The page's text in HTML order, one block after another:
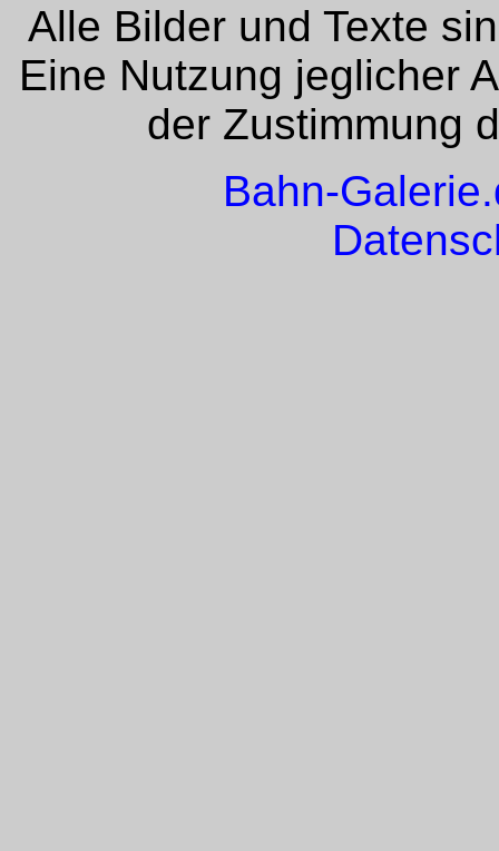
Alle Bilder und Texte
Eine Nutzung jeglicher
der Zustimmung
Bahn-